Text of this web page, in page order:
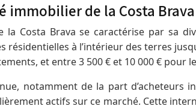
immobilier de la Costa Brava
la Costa Brava se caractérise par sa
résidentielles à l’intérieur des terres
et entre 3 500 € et 10 000 € pour
notamment de la part d’acheteurs
actifs sur ce marché. Cette